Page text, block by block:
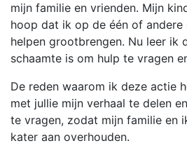
mijn familie en vrienden. Mijn
hoop dat ik op de één of andere
helpen grootbrengen. Nu leer ik
schaamte is om hulp te vragen
De reden waarom ik deze actie
met jullie mijn verhaal te delen
te vragen, zodat mijn familie en
kater aan overhouden.